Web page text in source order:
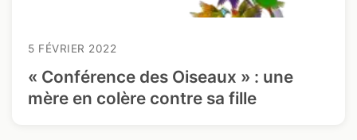
5 FÉVRIER 2022
« Conférence des Oiseaux » : une
mère en colère contre sa fille